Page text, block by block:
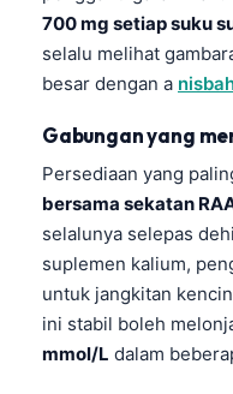
700 mg setiap suku
selalu melihat
besar dengan a
Gabungan yang
Persediaan yang
bersama sekatan
selalunya selepas
suplemen kalium,
untuk jangkitan
ini stabil boleh
mmol/L dalam